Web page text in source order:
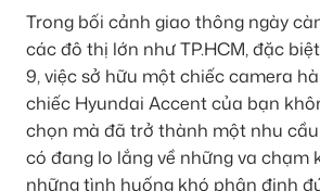
Trong bối cảnh giao thông ngày
các đô thị lớn như TP.HCM, đặc
9, việc sở hữu một chiếc camera
chiếc Hyundai Accent của bạn
chọn mà đã trở thành một nhu
có đang lo lắng về những va chạm
những tình huống khó phân định